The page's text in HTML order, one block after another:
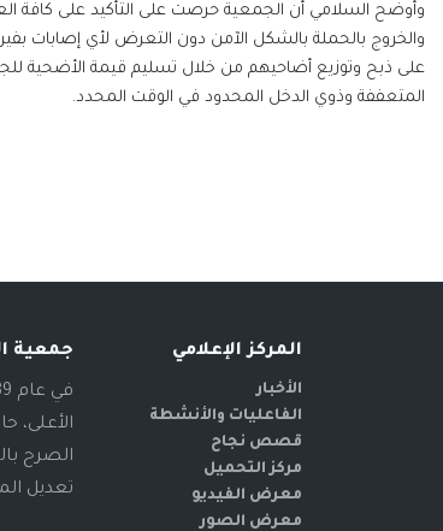
وأوضح السلامي أن الجمعية حرصت على التأكيد على كافة
والخروج بالحملة بالشكل الآمن دون التعرض لأي إصابات
على ذبح وتوزيع أضاحيهم من خلال تسليم قيمة الأضحية
المتعففة وذوي الدخل المحدود في الوقت المحدد.
المركز الإعلامي
الأخبار
الفاعليات والأنشطة
قصص نجاح
مركز التحميل
معرض الفيديو
معرض الصور
جمعية
الأعلى،
تعديل المسمى سنة 2000م، ليحمل اسم